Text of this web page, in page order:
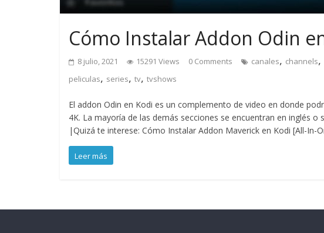
Cómo Instalar Addon Odin
8 julio, 2021 15291 Views 0 Comments canales, channels,
peliculas, series, tv, tvshows
El addon Odin en Kodi es un complemento de video en donde
4K. La mayoría de las demás secciones se encuentran en inglés
|Quizá te interese: Cómo Instalar Addon Maverick en Kodi [All-In-
Leer más